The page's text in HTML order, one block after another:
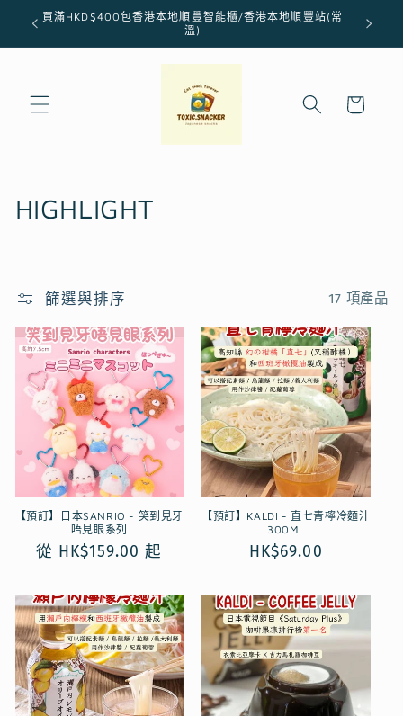
跳至內
容
買滿HKD$400包香港本地順豐智能櫃/香港本地順豐站(常
溫)
物
商
列
:
HIGHLIGHT
篩選與排序 17 項產品
【預訂】日本SANRIO - 笑到見牙
唔見眼系列
定
從 HK$159.00 起
【預訂】KALDI - 直七青檸冷麵汁
300ML
定
HK$69.00